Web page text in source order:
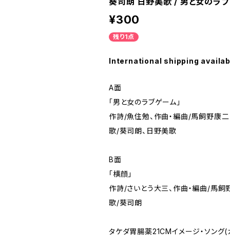
¥300
残り1点
International shipping
A面
「男と女のラブゲーム」
作詩/魚住勉、作曲・編曲/馬飼野康二
歌/葵司朗、日野美歌
B面
「横顔」
作詩/さいとう大三、作曲・編曲/馬飼
歌/葵司朗
タケダ胃腸薬21CMイメージ・ソング